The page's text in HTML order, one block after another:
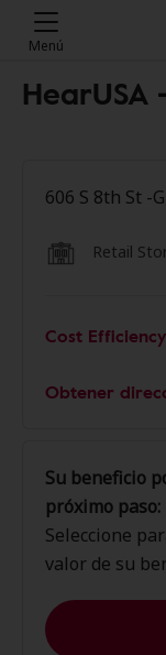
Menú
606 S 8th St -
Retail
Cost Efficiency
Obtener
Su beneficio
próximo paso:
Seleccione
valor de su